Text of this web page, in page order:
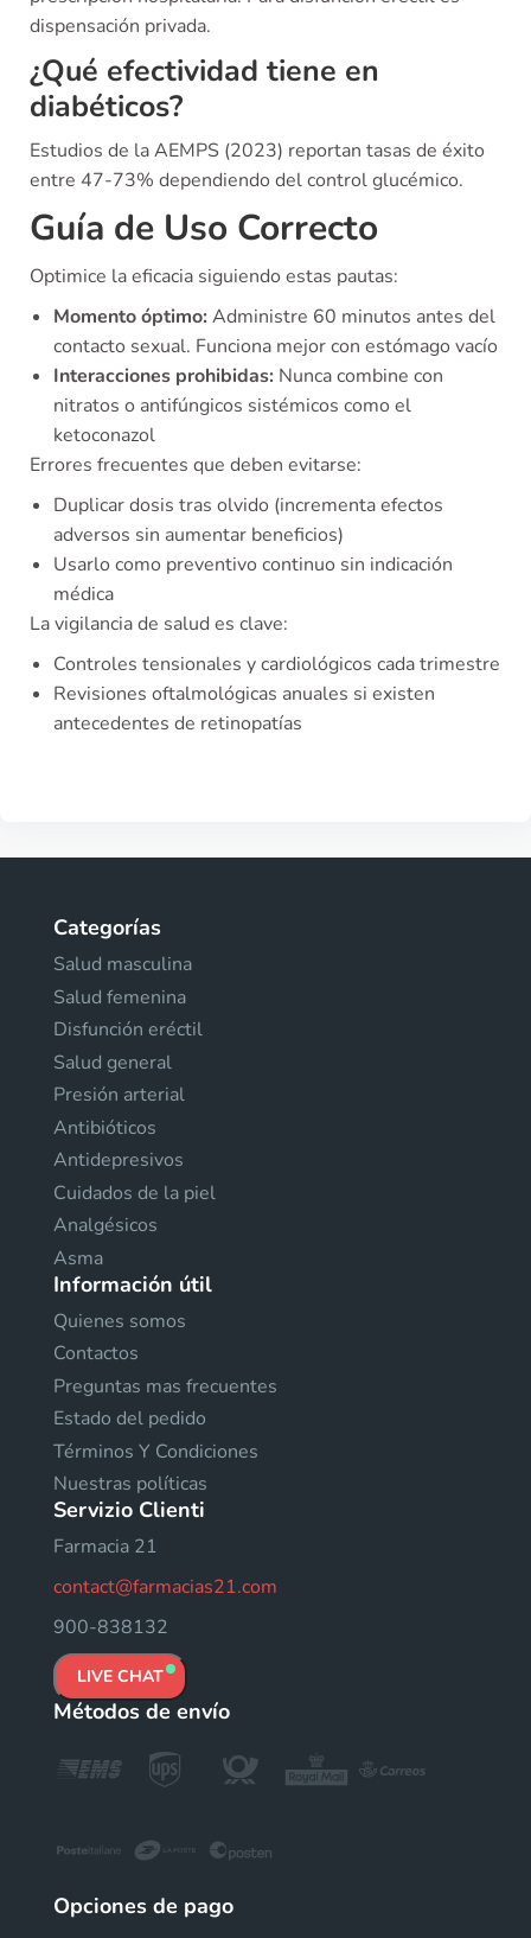
dispensación privada.
¿Qué efectividad tiene en
diabéticos?
Estudios de la AEMPS (2023) reportan tasas de éxito
entre 47-73% dependiendo del control glucémico.
Guía de Uso Correcto
Optimice la eficacia siguiendo estas pautas:
Momento óptimo: Administre 60 minutos antes del
contacto sexual. Funciona mejor con estómago vacío
Interacciones prohibidas: Nunca combine con
nitratos o antifúngicos sistémicos como el
ketoconazol
Errores frecuentes que deben evitarse:
Duplicar dosis tras olvido (incrementa efectos
adversos sin aumentar beneficios)
Usarlo como preventivo continuo sin indicación
médica
La vigilancia de salud es clave:
Controles tensionales y cardiológicos cada trimestre
Revisiones oftalmológicas anuales si existen
antecedentes de retinopatías
Categorías
Salud masculina
Salud femenina
Disfunción eréctil
Salud general
Presión arterial
Antibióticos
Antidepresivos
Cuidados de la piel
Analgésicos
Asma
Información útil
Quienes somos
Contactos
Preguntas mas frecuentes
Estado del pedido
Términos Y Condiciones
Nuestras políticas
Servizio Clienti
Farmacia 21
contact@farmacias21.com
900-838132
LIVE CHAT
Métodos de envío
Opciones de pago